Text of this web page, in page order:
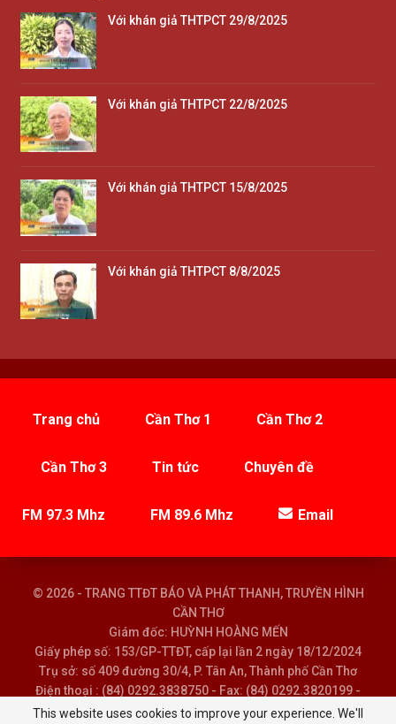
Với khán giả THTPCT 29/8/2025
Với khán giả THTPCT 22/8/2025
Với khán giả THTPCT 15/8/2025
Với khán giả THTPCT 8/8/2025
Trang chủ Cần Thơ 1 Cần Thơ 2
Cần Thơ 3 Tin tức Chuyên đề
FM 97.3 Mhz FM 89.6 Mhz Email
© 2026 - TRANG TTĐT BÁO VÀ PHÁT THANH, TRUYỀN HÌNH
CẦN THƠ
Giám đốc: HUỲNH HOÀNG MẾN
Giấy phép số: 153/GP-TTĐT, cấp lại lần 2 ngày 18/12/2024
Trụ sở: số 409 đường 30/4, P. Tân An, Thành phố Cần Thơ
Điện thoại : (84) 0292.3838750 - Fax: (84) 0292.3820199 -
Email : baoptth@cantho.gov.vn
This website uses cookies to improve your experience. We'll